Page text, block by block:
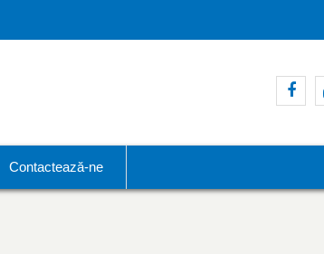
Contactează-ne